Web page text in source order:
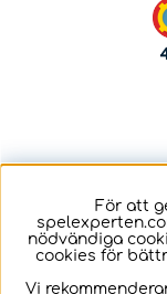
För att
nödvändiga
cookies för
Vi